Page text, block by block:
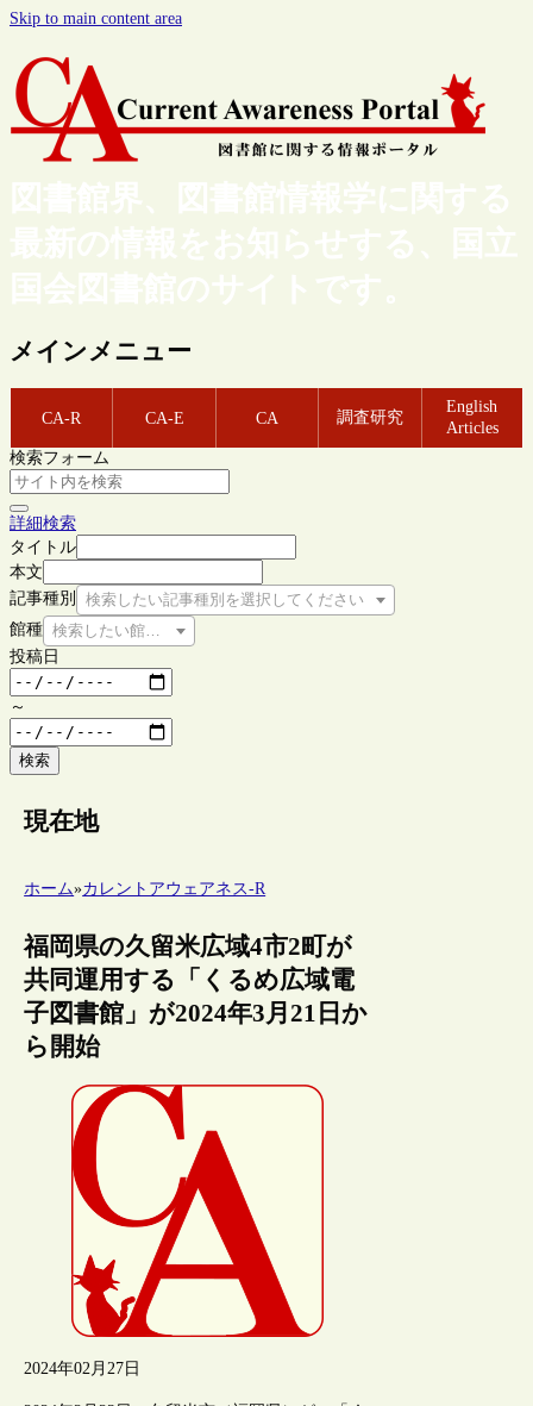
Skip to main content area
図書館界、図書館情報学に関する
最新の情報をお知らせする、国立
国会図書館のサイトです。
メインメニュー
CA-R CA-E CA 調査研究
English
Articles
検索フォーム
詳細検索
タイトル
本文
記事種別
検索したい記事種別を選択してください
館種 検索したい館種を選択してください
投稿日
～
検索
現在地
ホーム»カレントアウェアネス-R
福岡県の久留米広域4市2町が
共同運用する「くるめ広域電
子図書館」が2024年3月21日か
ら開始
2024年02月27日